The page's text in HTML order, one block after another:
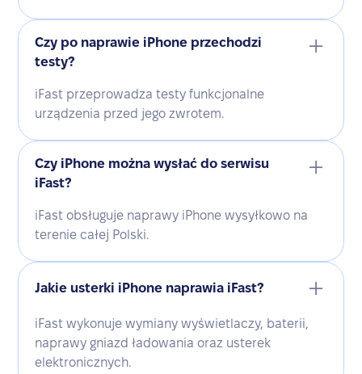
Czy po naprawie iPhone przechodzi
testy?
iFast przeprowadza testy funkcjonalne
urządzenia przed jego zwrotem.
Czy iPhone można wysłać do serwisu
iFast?
iFast obsługuje naprawy iPhone wysyłkowo na
terenie całej Polski.
Jakie usterki iPhone naprawia iFast?
iFast wykonuje wymiany wyświetlaczy, baterii,
naprawy gniazd ładowania oraz usterek
elektronicznych.